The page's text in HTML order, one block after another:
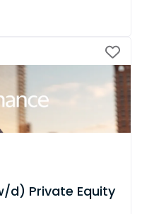
d) Private Equity